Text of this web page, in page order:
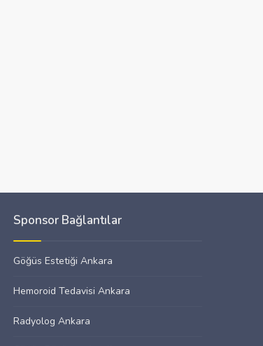
Sponsor Bağlantılar
Göğüs Estetiği Ankara
Hemoroid Tedavisi Ankara
Radyolog Ankara